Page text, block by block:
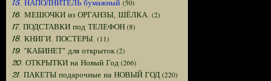
15. НАПОЛНИТЕЛЬ бумажный (50)
16. МЕШОЧКИ из ОРГАНЗЫ, ШЁЛКА. (2)
17. ПОДСТАВКИ под ТЕЛЕФОН(8)
18. КНИГИ. ПОСТЕРЫ. (11)
19. "КАБИНЕТ" для открыток(2)
20. ОТКРЫТКИ на Новый Год (266)
21. ПАКЕТЫ подарочные на НОВЫЙ ГОД(220)